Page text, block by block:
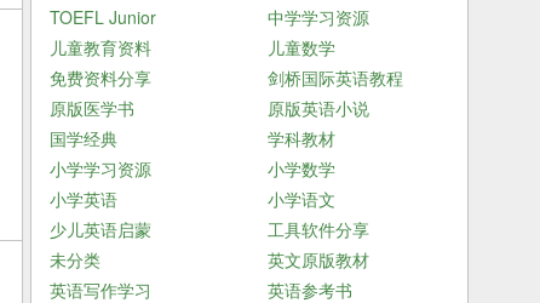
TOEFL Junior
中学学习资源
儿童教育资料
儿童数学
免费资料分享
剑桥国际英语教程
原版医学书
原版英语小说
国学经典
学科教材
小学学习资源
小学数学
小学英语
小学语文
少儿英语启蒙
工具软件分享
未分类
英文原版教材
英语写作学习
英语参考书